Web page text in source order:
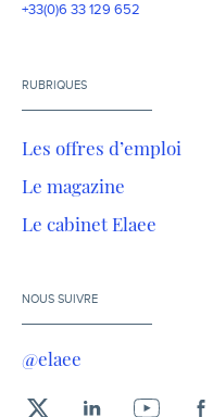
+33(0)6 33 129 652
RUBRIQUES
Les offres d’emploi
Le magazine
Le cabinet Elaee
NOUS SUIVRE
@elaee